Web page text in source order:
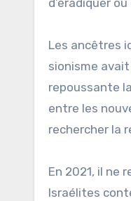
d’éradiquer
Les ancêtres
sionisme
repoussante
entre les
rechercher la
En 2021, il ne
Israélites